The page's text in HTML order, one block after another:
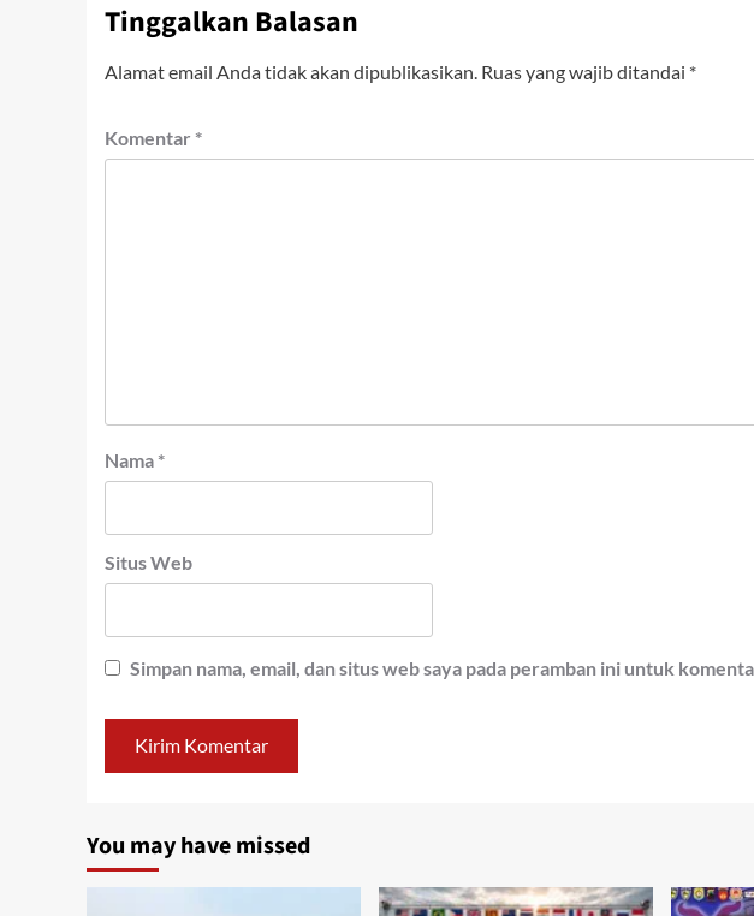
Tinggalkan Balasan
Alamat email Anda tidak akan dipublikasikan. Ruas yang wajib ditandai *
Komentar *
Nama *
Situs Web
Simpan nama, email, dan situs web saya pada peramban ini untuk
You may have missed